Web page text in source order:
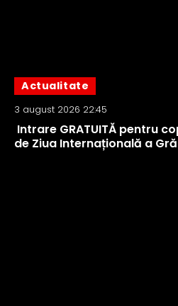
Actualitate
3 august 2026 22:45
Intrare GRATUITĂ pentru
de Ziua Internațională a